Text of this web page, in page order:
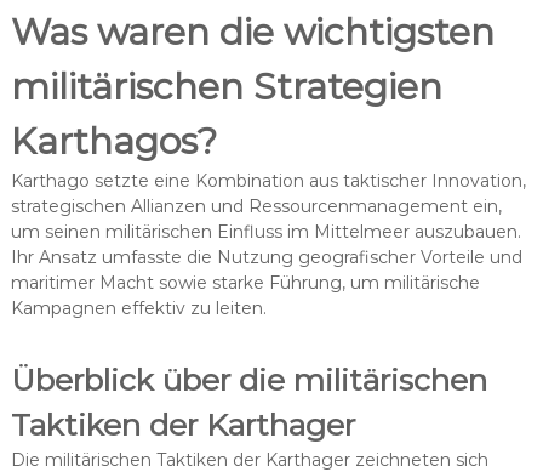
Was waren die wichtigsten
militärischen Strategien
Karthagos?
Karthago setzte eine Kombination aus taktischer Innovation,
strategischen Allianzen und Ressourcenmanagement ein,
um seinen militärischen Einfluss im Mittelmeer auszubauen.
Ihr Ansatz umfasste die Nutzung geografischer Vorteile und
maritimer Macht sowie starke Führung, um militärische
Kampagnen effektiv zu leiten.
Überblick über die militärischen
Taktiken der Karthager
Die militärischen Taktiken der Karthager zeichneten sich